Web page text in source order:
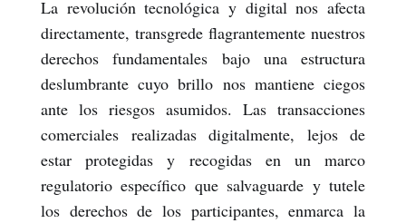
La revolución tecnológica y digital nos afecta
directamente, transgrede flagrantemente nuestros
derechos fundamentales bajo una estructura
deslumbrante cuyo brillo nos mantiene ciegos
ante los riesgos asumidos. Las transacciones
comerciales realizadas digitalmente, lejos de
estar protegidas y recogidas en un marco
regulatorio específico que salvaguarde y tutele
los derechos de los participantes, enmarca la